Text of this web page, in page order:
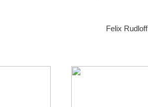
Felix Rudloff